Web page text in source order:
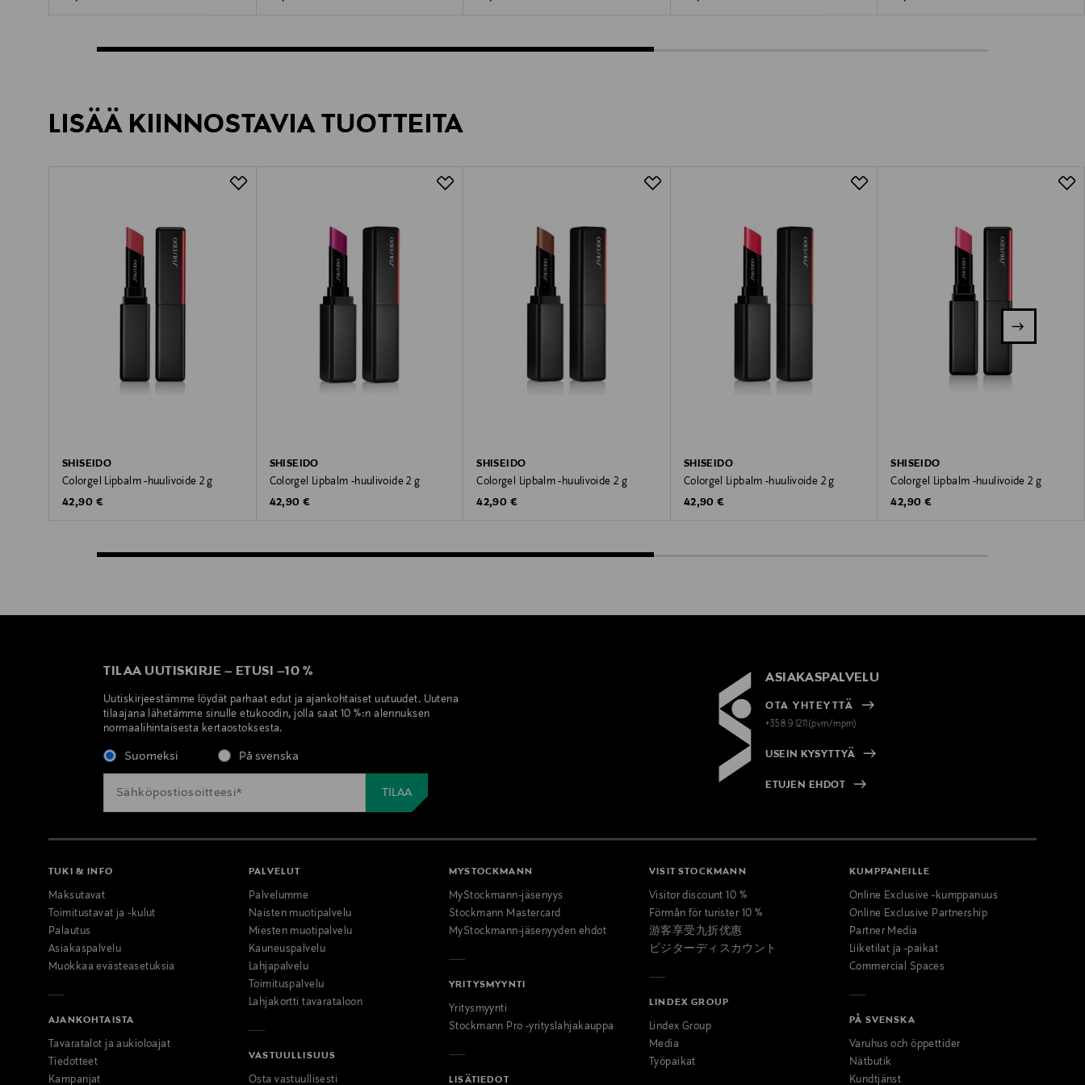
LISÄÄ KIINNOSTAVIA TUOTTEITA
SHISEIDO
Colorgel Lipbalm -huulivoide 2 g
Original Price
42,90 €
SHISEIDO
Colorgel Lipbalm -huulivoide 2 g
Original Price
42,90 €
SHISEIDO
Colorgel Lipbalm -huulivoide 2 g
Original Price
42,90 €
SHISEIDO
Colorgel Lipbalm -huulivoide 2 g
Original Price
42,90 €
SHISEIDO
Colorgel Lipbalm -huulivoide 2 g
Original Price
42,90 €
TILAA UUTISKIRJE – ETUSI –10 %
Uutiskirjeestämme löydät parhaat edut ja ajankohtaiset uutuudet. Uutena
tilaajana lähetämme sinulle etukoodin, jolla saat 10 %:n alennuksen
normaalihintaisesta kertaostoksesta.
Suomeksi På svenska
ASIAKASPALVELU
OTA YHTEYTTÄ
+358 9 1211(pvm/mpm)
USEIN KYSYTTYÄ
ETUJEN EHDOT
TUKI & INFO
Maksutavat
Toimitustavat ja -kulut
Palautus
Asiakaspalvelu
Muokkaa evästeasetuksia
AJANKOHTAISTA
Tavaratalot ja aukioloajat
Tiedotteet
Kampanjat
PALVELUT
Palvelumme
Naisten muotipalvelu
Miesten muotipalvelu
Kauneuspalvelu
Lahjapalvelu
Toimituspalvelu
Lahjakortti tavarataloon
VASTUULLISUUS
Osta vastuullisesti
MYSTOCKMANN
MyStockmann-jäsenyys
Stockmann Mastercard
MyStockmann-jäsenyyden ehdot
YRITYSMYYNTI
Yritysmyynti
Stockmann Pro -yrityslahjakauppa
LISÄTIEDOT
VISIT STOCKMANN
Visitor discount 10 %
Förmån för turister 10 %
游客享受九折优惠
ビジターディスカウント
LINDEX GROUP
Lindex Group
Media
Työpaikat
KUMPPANEILLE
Online Exclusive -kumppanuus
Online Exclusive Partnership
Partner Media
Liiketilat ja -paikat
Commercial Spaces
PÅ SVENSKA
Varuhus och öppettider
Nätbutik
Kundtjänst